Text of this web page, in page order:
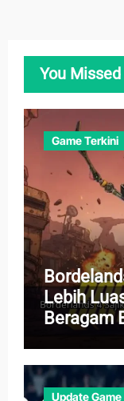
You Missed
Game Terkini
Lebih
Beragam
Update Game